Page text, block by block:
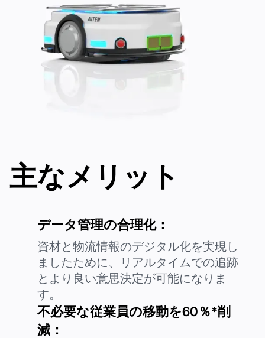
国 / 地域
購読することにより、当社のプライバシーポリシーに同意し、
当社からの最新情報を受け取ることに承諾いただくものとしま
す。
主なメリット
データ管理の合理化：
資材と物流情報のデジタル化を実現し
ましたために、リアルタイムでの追跡
とより良い意思決定が可能になりま
す。
不必要な従業員の移動を60％*削
減：